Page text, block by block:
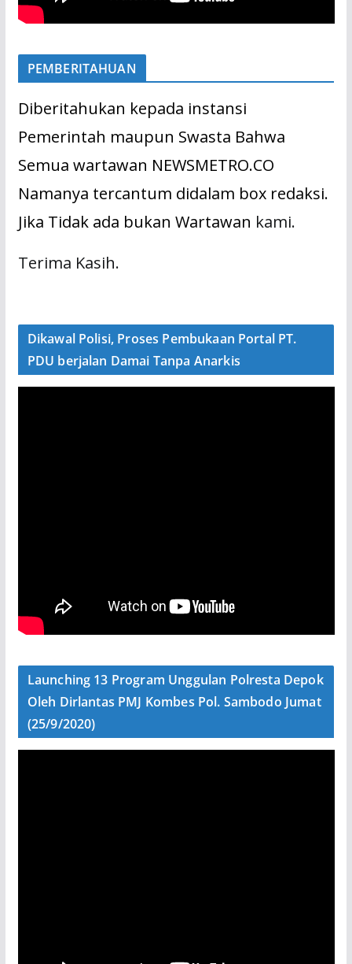
PEMBERITAHUAN
Diberitahukan kepada instansi
Pemerintah maupun Swasta Bahwa
Semua wartawan NEWSMETRO.CO
Namanya tercantum didalam box redaksi.
Jika Tidak ada bukan Wartawan kami.
Terima Kasih.
Dikawal Polisi, Proses Pembukaan Portal PT.
PDU berjalan Damai Tanpa Anarkis
Launching 13 Program Unggulan Polresta Depok
Oleh Dirlantas PMJ Kombes Pol. Sambodo Jumat
(25/9/2020)